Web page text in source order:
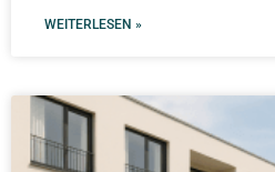
WEITERLESEN »